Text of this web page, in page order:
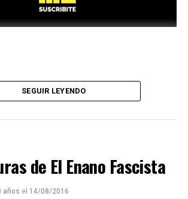
SEGUIR LEYENDO
de El Enano Fascista
años el 14/08/2016